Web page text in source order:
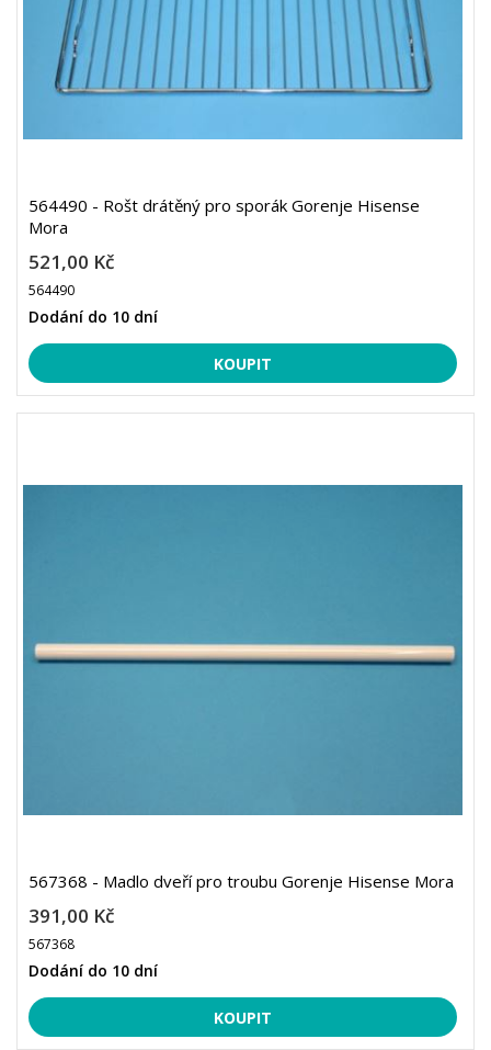
564490 - Rošt drátěný pro sporák Gorenje Hisense
Mora
521,00 Kč
564490
Dodání do 10 dní
567368 - Madlo dveří pro troubu Gorenje Hisense Mora
391,00 Kč
567368
Dodání do 10 dní